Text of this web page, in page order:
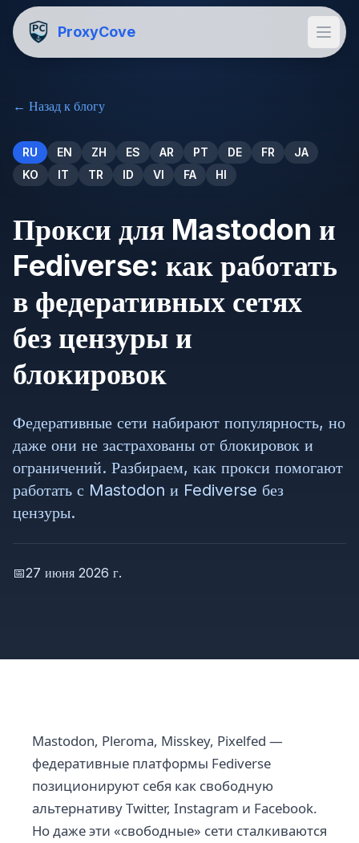
ProxyCove
← Назад к блогу
RU EN ZH ES AR PT DE FR
JA
KO
IT TR ID VI FA HI
Прокси для Mastodon и
Fediverse: как работать
в федеративных сетях
без цензуры и
блокировок
Федеративные сети набирают популярность, но
даже они не застрахованы от блокировок и
ограничений. Разбираем, как прокси помогают
работать с Mastodon и Fediverse без
цензуры.
📅27 июня 2026 г.
Mastodon, Pleroma, Misskey, Pixelfed —
федеративные платформы Fediverse
позиционируют себя как свободную
альтернативу Twitter, Instagram и Facebook.
Но даже эти «свободные» сети сталкиваются